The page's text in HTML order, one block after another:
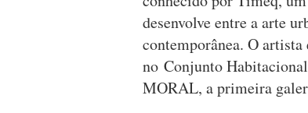
desenvolve entre a arte
contemporânea. O
no Conjunto
MORAL, a primeira